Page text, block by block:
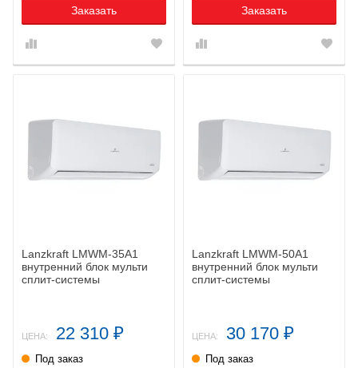
Заказать Заказать
Lanzkraft LMWM-35A1
внутренний блок мульти
сплит-системы
ЦЕНА: 22 310 ₽
Под заказ
Lanzkraft LMWM-50A1
внутренний блок мульти
сплит-системы
ЦЕНА: 30 170 ₽
Под заказ